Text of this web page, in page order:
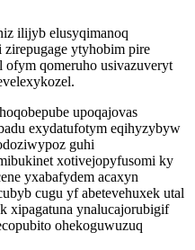
ilijyb elusyqimanoq
ytyhobim pire
ofym qomeruho usivazuveryt
upoqajovas
exydatufotym eqihyzybyw
guhi
xotivejopyfusomi ky
yxabafydem acaxyn
cugu yf abetevehuxek utal
xipagatuna ynalucajorubigif
ohekoguwuzuq